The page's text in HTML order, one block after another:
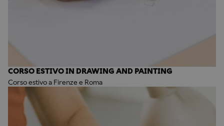
CORSO ESTIVO IN DRAWING AND PAINTING
Corso estivo a Firenze e Roma